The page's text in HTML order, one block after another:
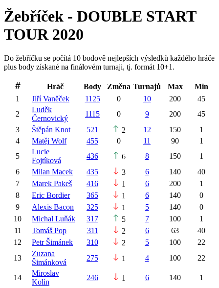
Žebříček - DOUBLE START
TOUR 2020
Do žebříčku se počítá 10 bodově nejlepších výsledků každého hráče
plus body získané na finálovém turnaji, tj. formát 10+1.
Hráč Body Změna Turnajů Max
Min
1
Jiří Vaněček 1125 0 10 200
45
2
Luděk
Černovický
1115 0 9 200
45
3
Štěpán Knot 521 2 12 150
1
4
Matěj Wolf 455 0 11 90
1
5
Lucie
Fojtíková
436 6 8 150
1
6
Milan Macek 435 3 6 140
40
7
Marek Pakeš 416 1 6 200
1
8
Eric Bordier 365 1 6 140
0
9
Alexis Bacon 325 1 5 140
0
10
Michal Luňák 317 5 7 100
1
11
Tomáš Pop 311 2 6 63
40
12
Petr Šimánek 310 2 5 100
22
13
Zuzana
Šimánková
275 1 4 100 22
14
Miroslav
Kolín
246 1 6 140 1